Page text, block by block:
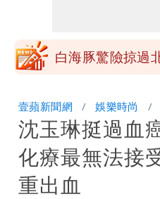
砸重金再買一整
白海豚驚險掠過
「終於能交代」
白海豚颱風逼近
變強」 路徑分
壹蘋新聞網 娛樂時尚
沈玉琳挺過血
化療最無法接
重出血